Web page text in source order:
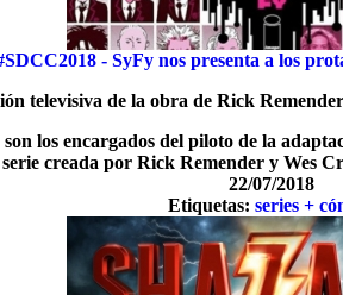
- SyFy nos presenta a los
televisiva de la obra de Rick
los encargados del piloto de la
creada por Rick Remender y Wes
22/07/2018
Etiquetas: series +